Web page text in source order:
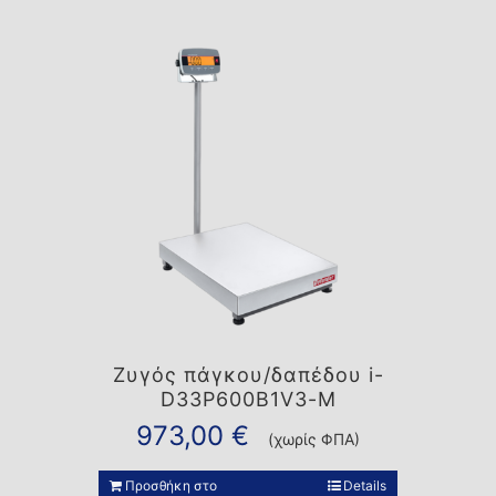
Ζυγός πάγκου/δαπέδου i-
D33P600B1V3-M
973,00 € (χωρίς ΦΠΑ)
Προσθήκη στο
Details